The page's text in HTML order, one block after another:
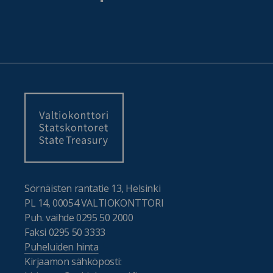
Sörnäisten rantatie 13, Helsinki
PL 14, 00054 VALTIOKONTTORI
Puh. vaihde 0295 50 2000
Faksi 0295 50 3333
Puheluiden hinta
Kirjaamon sähköposti: